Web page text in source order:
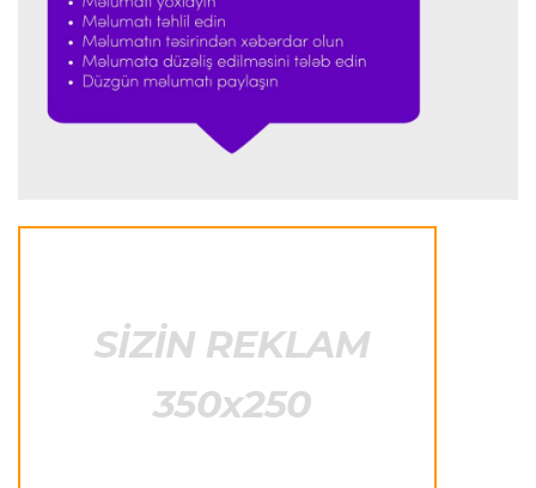
Formula-1 23:51 06.08.2026
"Antonelli çox etibarlı pilota çevrilib"
Formula-1 23:44 06.08.2026
"Antonelli mövsümün ən yaxşı pilotlarından
bənzəyir"
23:38 06.08.2026